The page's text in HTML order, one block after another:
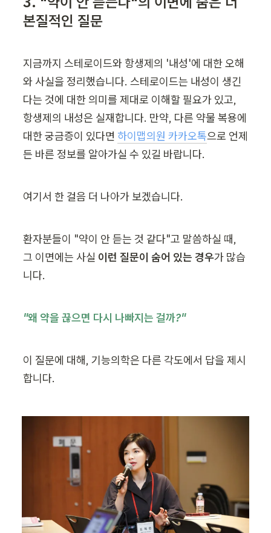
본질적인 질문
지금까지 스테로이드와 항생제의 '내성'에 대한 오해
와 사실을 정리했습니다. 스테로이드는 내성이 생긴
다는 것에 대한 의미를 제대로 이해할 필요가 있고,
항생제의 내성은 실재합니다. 만약, 다른 약물 복용에
대한 궁금증이 있다면 하이맵의원 카카오톡으로 언제
든 바른 정보를 알아가실 수 있길 바랍니다.
여기서 한 걸음 더 나아가 보겠습니다.
환자분들이 "약이 안 듣는 것 같다"고 말씀하실 때,
그 이면에는 사실 이런 질문이 숨어 있는 경우가 많습
니다.
"왜 약을 끊으면 다시 나빠지는 걸까?"
이 질문에 대해, 기능의학은 다른 각도에서 답을 제시
합니다.